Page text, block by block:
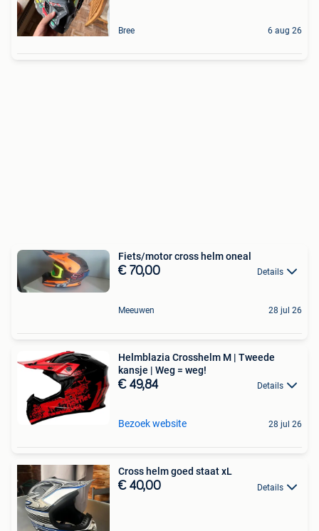
Bree 6 aug 26
Fiets/motor cross helm oneal
€ 70,00 Details
Meeuwen 28 jul 26
Helmblazia Crosshelm M | Tweede
kansje | Weg = weg!
€ 49,84 Details
Bezoek website 28 jul 26
Cross helm goed staat xL
€ 40,00 Details